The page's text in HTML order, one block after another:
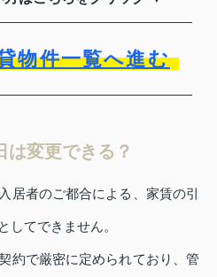
物件一覧へ進む
は変更できる？
居者のご都合による、家賃の引
してできません。
約で厳密に定められており、管